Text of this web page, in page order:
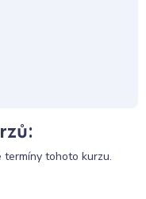
termíny tohoto kurzu.